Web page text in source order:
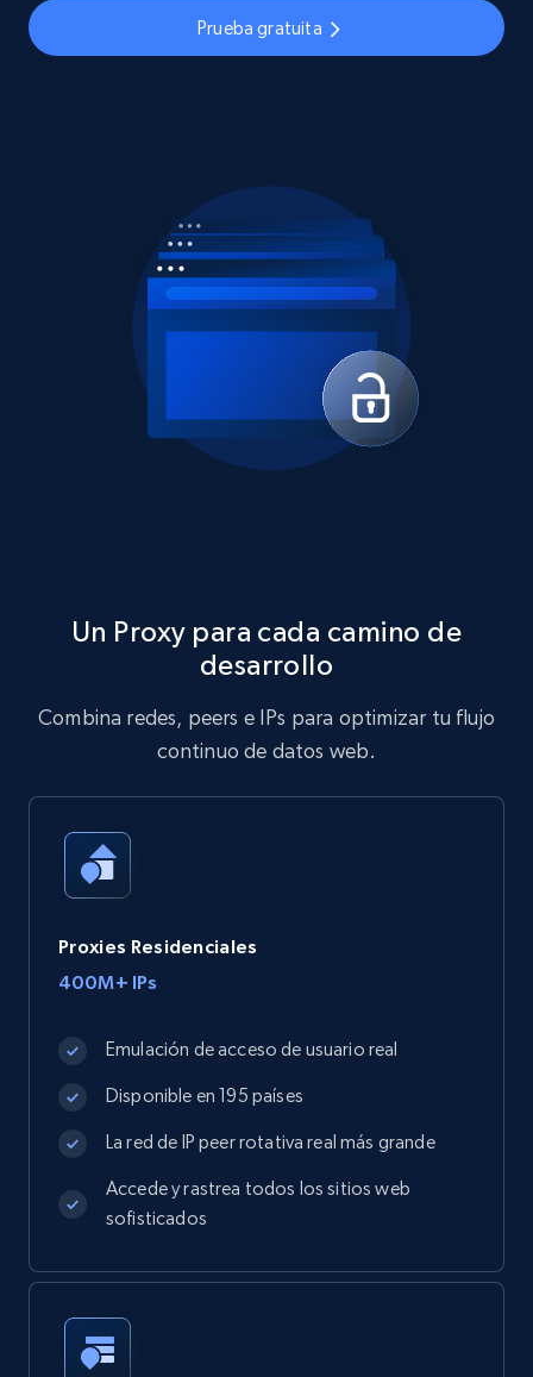
Prueba gratuita
Un Proxy para cada camino de
desarrollo
Combina redes, peers e IPs para optimizar tu flujo
continuo de datos web.
Proxies Residenciales
400M+ IPs
Emulación de acceso de usuario real
Disponible en 195 países
La red de IP peer rotativa real más grande
Accede y rastrea todos los sitios web
sofisticados